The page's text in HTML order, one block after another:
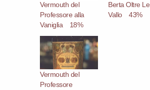
Vermouth del
Professore alla
Vaniglia 18%
Berta Oltre Le
Vallo 43%
Vermouth del
Professore